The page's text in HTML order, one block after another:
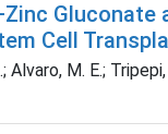
Gluconate
Cell
M. E.;